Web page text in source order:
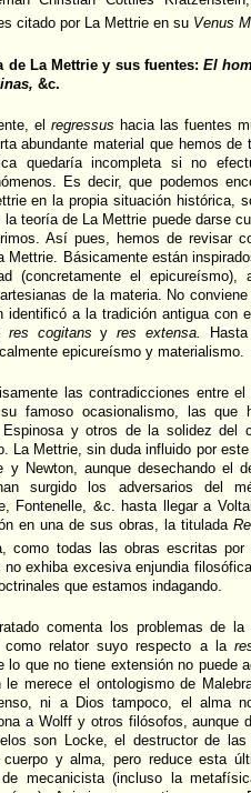
citado por La Mettrie en su Venus
de La Mettrie y sus fuentes:El
&c.
el regressus hacia las fuentes
abundante material que hemos
quedaría incompleta si no
Es decir, que podemos
en la propia situación histórica,
la teoría de La Mettrie puede darse
Así pues, hemos de revisar
Mettrie. Básicamente están
(concretamente el
de la materia. No
identificó a la tradición antigua con
res cogitans yres extensa.
epicureísmo y materialismo.
las contradicciones entre
famoso ocasionalismo, las que
Espinosa y otros de la solidez del
La Mettrie, sin duda influido por
y Newton, aunque desechando el
surgido los adversarios del
Fontenelle, &c. hasta llegar a
en una de sus obras, la titulada
como todas las obras escritas
no exhiba excesiva enjundia
que estamos indagando.
comenta los problemas de
como relator suyo respecto a la
lo que no tiene extensión no puede
le merece el ontologismo de
ni a Dios tampoco, el alma
a Wolff y otros filósofos, aunque
son Locke, el destructor de
cuerpo y alma, pero reduce esta
de mecanicista (incluso la